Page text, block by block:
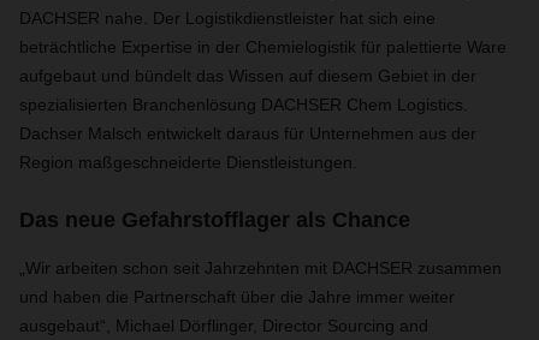
DACHSER nahe. Der Logistikdienstleister hat sich eine
beträchtliche Expertise in der Chemielogistik für palettierte Ware
aufgebaut und bündelt das Wissen auf diesem Gebiet in der
spezialisierten Branchenlösung DACHSER Chem Logistics.
Dachser Malsch entwickelt daraus für Unternehmen aus der
Region maßgeschneiderte Dienstleistungen.
Das neue Gefahrstofflager als Chance
„Wir arbeiten schon seit Jahrzehnten mit DACHSER zusammen
und haben die Partnerschaft über die Jahre immer weiter
ausgebaut“, Michael Dörflinger, Director Sourcing and